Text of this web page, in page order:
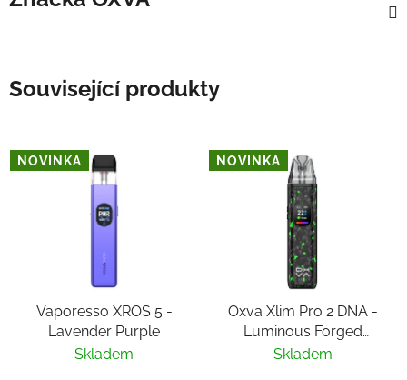
Související produkty
NOVINKA
Vaporesso XROS 5 -
Lavender Purple
Skladem
NOVINKA
Oxva Xlim Pro 2 DNA -
Luminous Forged
Carbon Fiber
Skladem